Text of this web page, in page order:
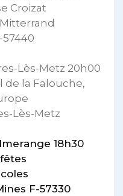
Croizat
Lès-Metz 20h00
de la Falouche,
Lès-Metz
18h30
F-57330